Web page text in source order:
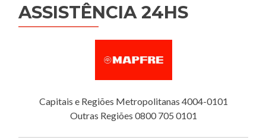
ASSISTÊNCIA 24HS
Capitais e Regiões Metropolitanas 4004-0101
Outras Regiões 0800 705 0101